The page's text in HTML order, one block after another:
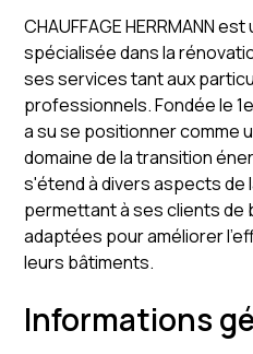
CHAUFFAGE HERRMANN
spécialisée dans la
ses services tant aux
professionnels. Fondée le
a su se positionner comme
domaine de la transition
s'étend à divers aspects de
permettant à ses clients de
adaptées pour améliorer
leurs bâtiments.
Informations